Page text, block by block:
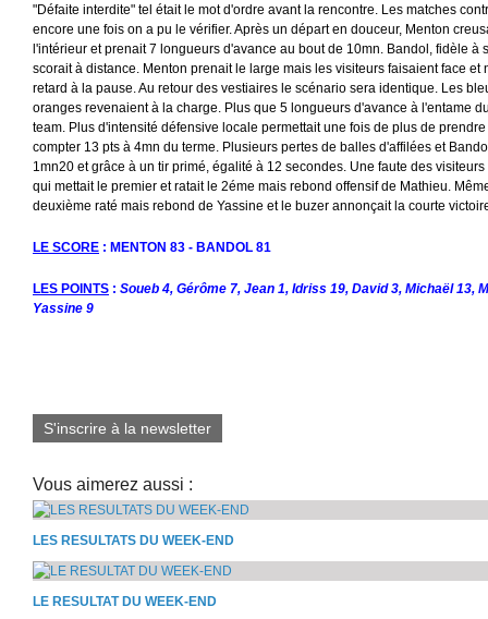
"Défaite interdite" tel était le mot d'ordre avant la rencontre. Les matches
encore une fois on a pu le vérifier. Après un départ en douceur, Menton
l'intérieur et prenait 7 longueurs d'avance au bout de 10mn. Bandol, fidèle à
scorait à distance. Menton prenait le large mais les visiteurs faisaient face et
retard à la pause. Au retour des vestiaires le scénario sera identique. Les
oranges revenaient à la charge. Plus que 5 longueurs d'avance à l'entame
team. Plus d'intensité défensive locale permettait une fois de plus de
compter 13 pts à 4mn du terme. Plusieurs pertes de balles d'affilées et
1mn20 et grâce à un tir primé, égalité à 12 secondes. Une faute des
qui mettait le premier et ratait le 2éme mais rebond offensif de Mathieu.
deuxième raté mais rebond de Yassine et le buzer annonçait la courte
LE SCORE : MENTON 83 - BANDOL 81
LES POINTS : Soueb 4, Gérôme 7, Jean 1, Idriss 19, David 3, Michaël 13,
Yassine 9
S'inscrire à la newsletter
Vous aimerez aussi :
LES RESULTATS DU WEEK-END
LE RESULTAT DU WEEK-END